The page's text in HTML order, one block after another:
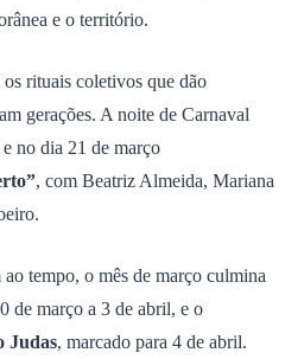
e o território.
rituais coletivos que dão
gerações. A noite de Carnaval
e no dia 21 de março
, com Beatriz Almeida, Mariana
tempo, o mês de março culmina
de março a 3 de abril, e o
Judas, marcado para 4 de abril.